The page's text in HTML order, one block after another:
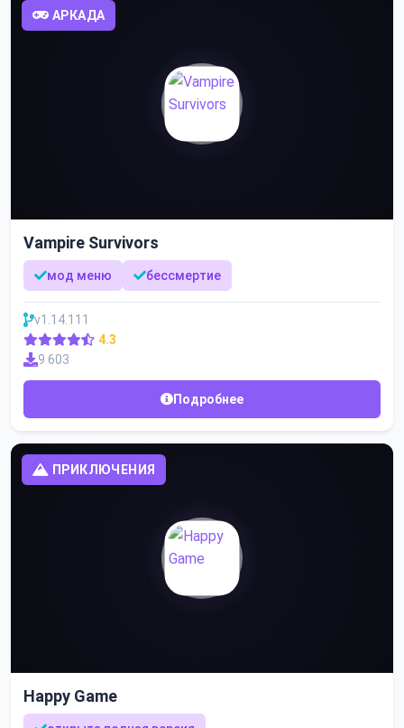
АРКАДА
Vampire Survivors
мод меню бессмертие
v1.14.111
4.3
9 603
Подробнее
ПРИКЛЮЧЕНИЯ
Happy Game